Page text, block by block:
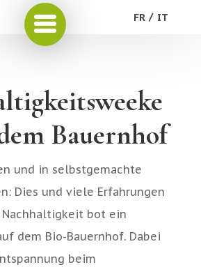
FR IT
Bauernhof
und in selbstgemachte
Dies und viele Erfahrungen
Nachhaltigkeit bot ein
dem Bio-Bauernhof. Dabei
beim